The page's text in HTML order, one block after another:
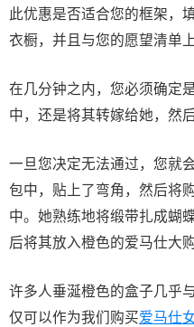
此优惠是否适合您的框架，
衣橱，并且与您的愿望清单
在几分钟之内，您必须确定
中，还是将其转嫁给她，然
一旦您决定无法通过，您就
包中，贴上了弯角，然后将
中。她熟练地将缎带扎成蝴
后将其放入橙色的爱马仕大
许多人垂涎橙色的盒子几乎
仅可以作为我们购买爱马仕